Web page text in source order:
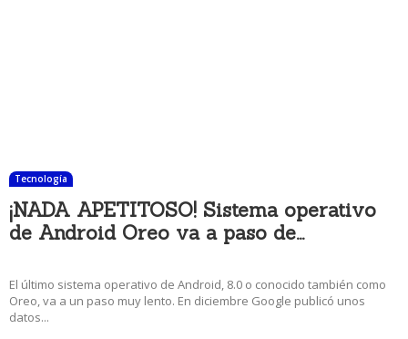
Tecnología
¡NADA APETITOSO! Sistema operativo
de Android Oreo va a paso de...
El último sistema operativo de Android, 8.0 o conocido también como
Oreo, va a un paso muy lento. En diciembre Google publicó unos
datos...